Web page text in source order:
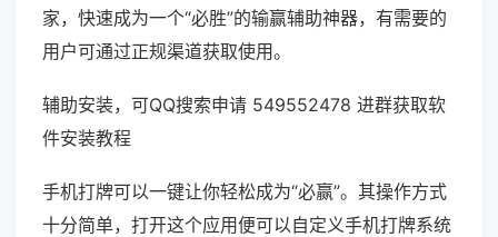
家，快速成为一个“必胜”的输赢辅助神器，有需要的
用户可通过正规渠道获取使用。
辅助安装，可QQ搜索申请 549552478 进群获取软
件安装教程
手机打牌可以一键让你轻松成为“必赢”。其操作方式
十分简单，打开这个应用便可以自定义手机打牌系统